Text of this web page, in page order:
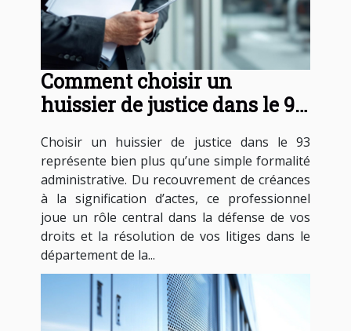
Comment choisir un
huissier de justice dans le 93
Choisir un huissier de justice dans le 93
représente bien plus qu’une simple formalité
administrative. Du recouvrement de créances
à la signification d’actes, ce professionnel
joue un rôle central dans la défense de vos
droits et la résolution de vos litiges dans le
département de la...